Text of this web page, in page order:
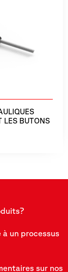
LES BUTONS
un processus
sur nos